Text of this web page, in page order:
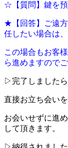
☆【質問】鍵を
★【回答】ご遠
任したい場合は
この場合もお客
ら進めますので
▷完了しましたら
直接お立ち会いを
お会いせずに進
して頂きます。